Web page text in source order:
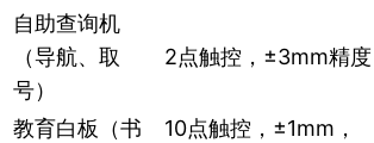
自助查询机
（导航、取
号）
2点触控，±3mm精度
教育白板（书
10点触控，±1mm，